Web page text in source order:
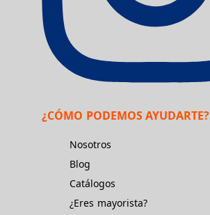
¿CÓMO PODEMOS AYUDARTE?
Nosotros
Blog
Catálogos
¿Eres mayorista?